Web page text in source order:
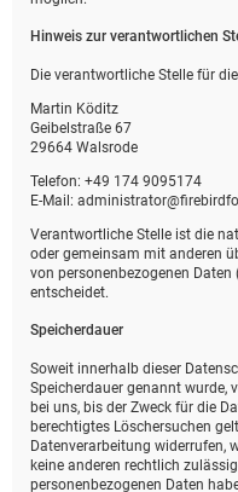
Hinweis zur verantwortlichen
Die verantwortliche Stelle für
Martin Köditz
Geibelstraße 67
29664 Walsrode
Telefon: +49 174 9095174
E-Mail:
Verantwortliche Stelle ist die
oder gemeinsam mit anderen
von personenbezogenen Daten
entscheidet.
Speicherdauer
Soweit innerhalb dieser
Speicherdauer genannt wurde,
bei uns, bis der Zweck für die
berechtigtes Löschersuchen
Datenverarbeitung widerrufen,
keine anderen rechtlich
personenbezogenen Daten